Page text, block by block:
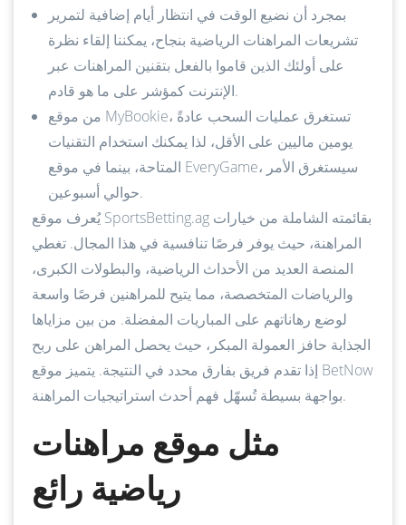
بمجرد أن نضيع الوقت في انتظار أيام إضافية لتمرير
تشريعات المراهنات الرياضية بنجاح، يمكننا إلقاء نظرة
على أولئك الذين قاموا بالفعل بتقنين المراهنات عبر
الإنترنت كمؤشر على ما هو قادم.
من موقع MyBookie، تستغرق عمليات السحب عادةً
يومين ماليين على الأقل، لذا يمكنك استخدام التقنيات
المتاحة، بينما في موقع EveryGame، سيستغرق الأمر
حوالي أسبوعين.
يُعرف موقع SportsBetting.ag بقائمته الشاملة من خيارات
المراهنة، حيث يوفر فرصًا تنافسية في هذا المجال. تغطي
المنصة العديد من الأحداث الرياضية، والبطولات الكبرى،
والرياضات المتخصصة، مما يتيح للمراهنين فرصًا واسعة
لوضع رهاناتهم على المباريات المفضلة. من بين مزاياها
الجذابة حافز العمولة المبكر، حيث يحصل المراهن على ربح
إذا تقدم فريق بفارق محدد في النتيجة. يتميز موقع BetNow
بواجهة بسيطة تُسهّل فهم أحدث استراتيجيات المراهنة.
مثل موقع مراهنات
رياضية رائع